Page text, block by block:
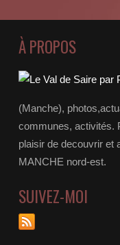
À PROPOS
(Manche),
communes, activités.
plaisir de decouvrir et
MANCHE nord-est.
SUIVEZ-MOI